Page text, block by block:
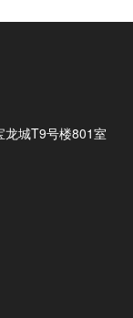
龙城T9号楼801室